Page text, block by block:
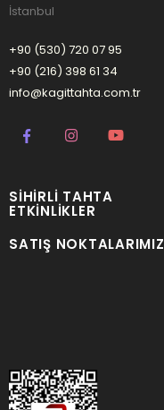
İstanbul
+90 (530) 720 07 95
+90 (216) 398 61 34
info@kagittahta.com.tr
SIHIRLI TAHTA
ETKINLIKLER
SATIŞ NOKTALARIMIZ